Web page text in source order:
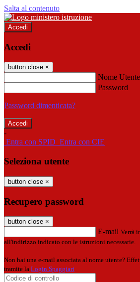
Salta al contenuto
Accedi
Accedi
button close ×
Nome Utente
Password
Password dimenticata?
-
Entra con SPID Entra con CIE
Seleziona utente
button close ×
Recupero password
button close ×
E-mail Verrà
all'indirizzo indicato con le istruzioni necessarie.
Non hai una e-mail associata al nome utente?
tramite la Login Spaggiari